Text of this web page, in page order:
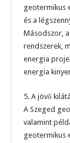
geotermikus
és a
Másodszor,
rendszerek,
energia
energia
5. A jövő
A Szeged
valamint
geotermikus